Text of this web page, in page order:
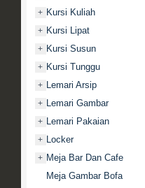
+ Kursi Kuliah
+ Kursi Lipat
+ Kursi Susun
+ Kursi Tunggu
+ Lemari Arsip
+ Lemari Gambar
+ Lemari Pakaian
+ Locker
+ Meja Bar Dan Cafe
Meja Gambar Bofa